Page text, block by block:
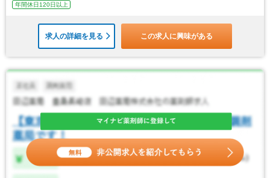
年間休日120日以上
求人の詳細を見る この求人に興味がある